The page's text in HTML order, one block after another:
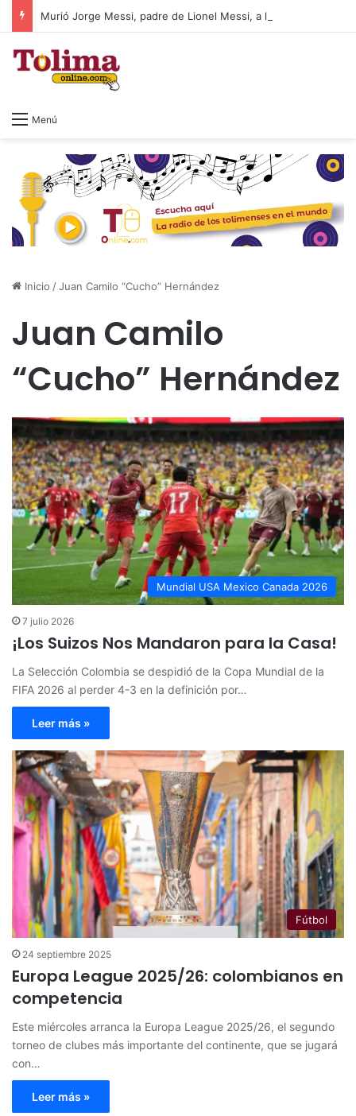
Murió Jorge Messi, padre de Lionel Messi, a los 68 años
Menú
Inicio /Juan Camilo “Cucho” Hernández
Juan Camilo
“Cucho” Hernández
Mundial USA Mexico Canada 2026
7 julio 2026
¡Los Suizos Nos Mandaron para la Casa!
La Selección Colombia se despidió de la Copa Mundial de la
FIFA 2026 al perder 4-3 en la definición por…
Leer más »
Fútbol
24 septiembre 2025
Europa League 2025/26: colombianos en
competencia
Este miércoles arranca la Europa League 2025/26, el segundo
torneo de clubes más importante del continente, que se jugará
con…
Leer más »